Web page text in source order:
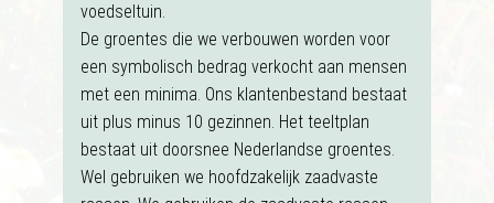
voedseltuin.
De groentes die we verbouwen worden voor
een symbolisch bedrag verkocht aan mensen
met een minima. Ons klantenbestand bestaat
uit plus minus 10 gezinnen. Het teeltplan
bestaat uit doorsnee Nederlandse groentes.
Wel gebruiken we hoofdzakelijk zaadvaste